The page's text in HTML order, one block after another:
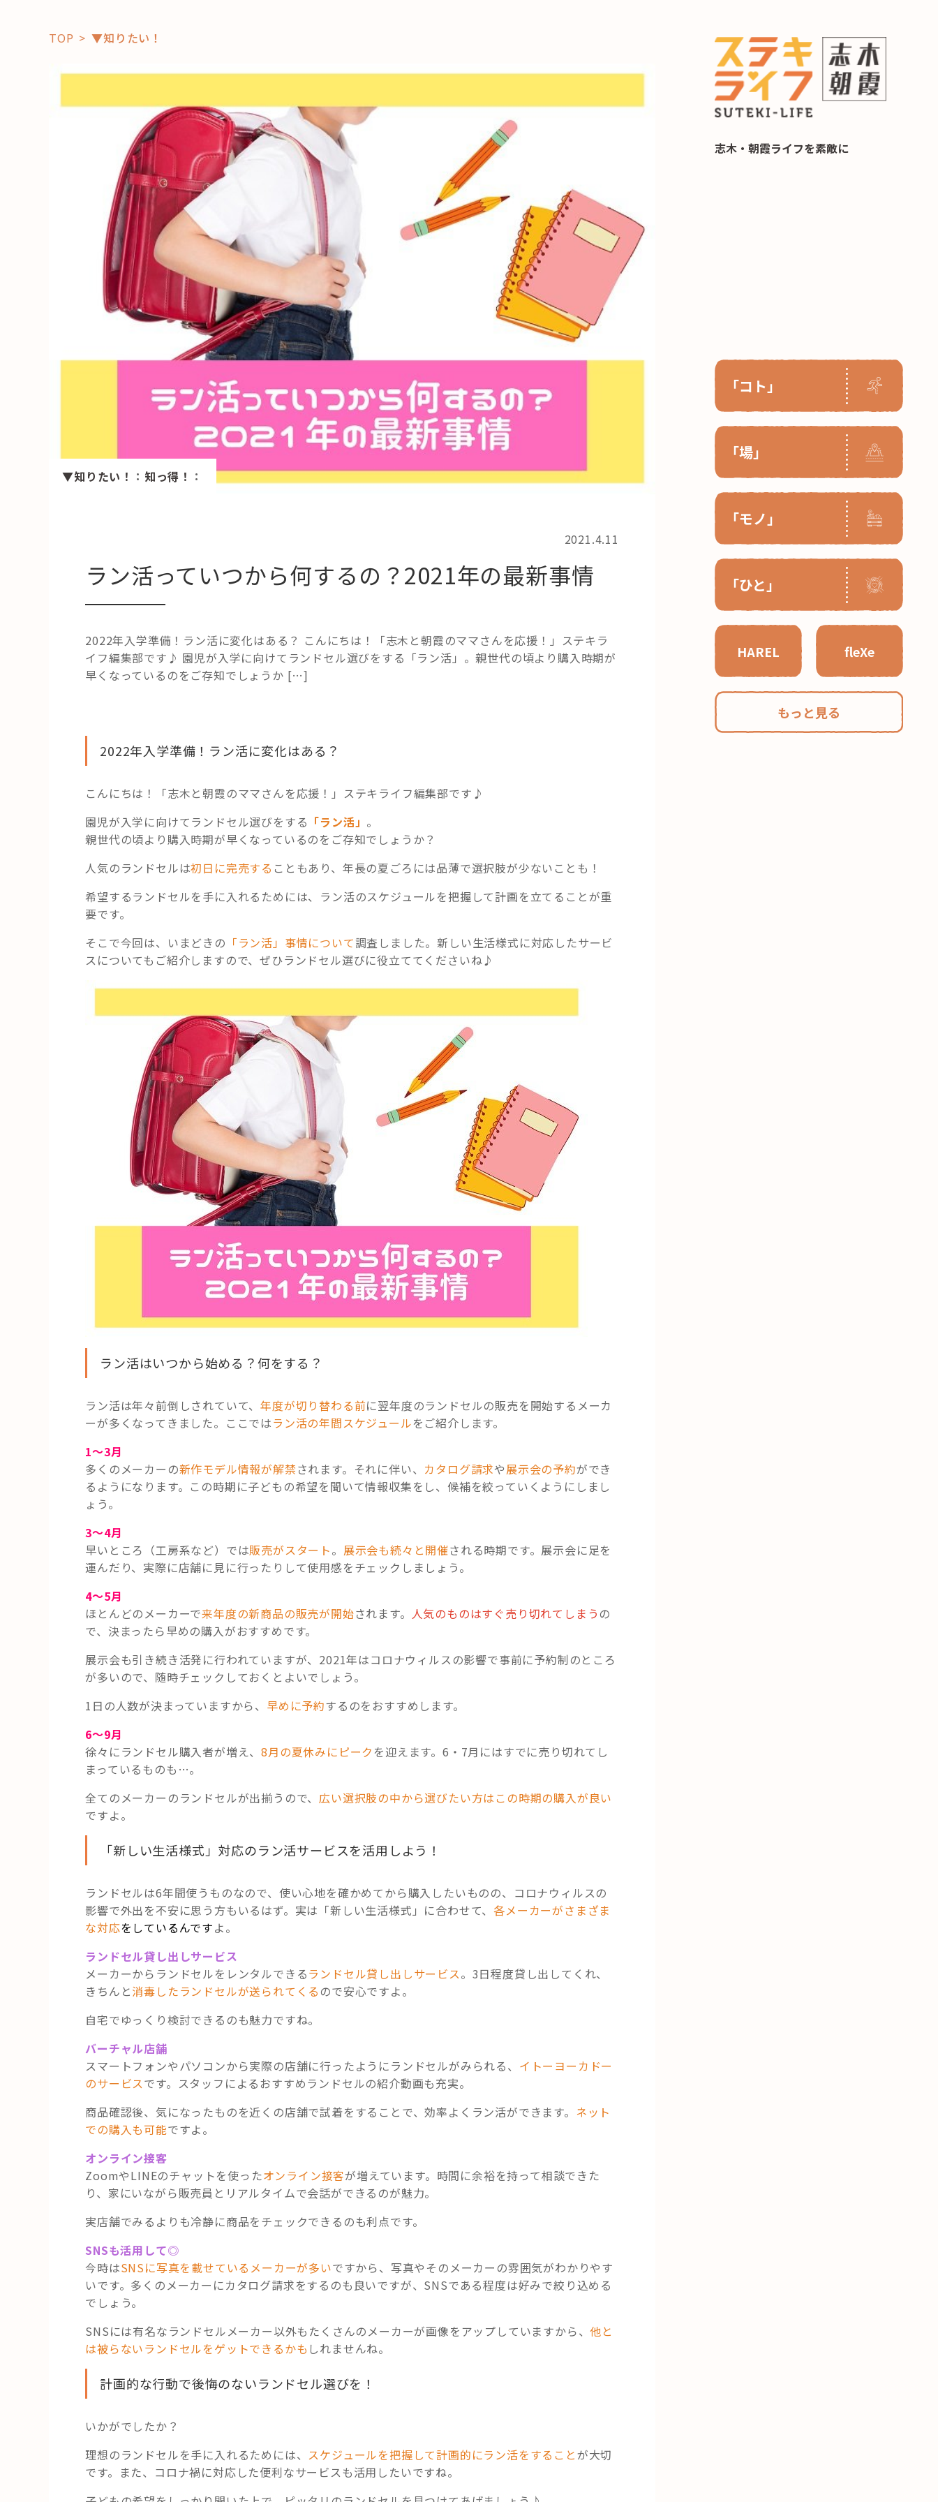
志木・朝霞ライフを素敵に
「コト」
「場」
「モノ」
「ひと」
HAREL fleXe
もっと見る
「コト」
子育て
おすすめ
スポット
学び・教育
「場」
HAREL
HAREL
活用事例
「モノ」
リノベ事例
「ひと」
TOP ▼知りたい！
▼知りたい！ ： 知っ得！ ：
2021.4.11
ラン活っていつから何するの？2021年の最新事情
2022年入学準備！ラン活に変化はある？ こんにちは！「志木と朝霞のママさんを応援！」ステキラ
イフ編集部です♪ 園児が入学に向けてランドセル選びをする「ラン活」。親世代の頃より購入時期が
早くなっているのをご存知でしょうか […]
2022年入学準備！ラン活に変化はある？
こんにちは！「志木と朝霞のママさんを応援！」ステキライフ編集部です♪
園児が入学に向けてランドセル選びをする 「ラン活」 。
親世代の頃より購入時期が早くなっているのをご存知でしょうか？
人気のランドセルは初日に完売する こともあり、年長の夏ごろには品薄で選択肢が少ないことも！
希望するランドセルを手に入れるためには、ラン活のスケジュールを把握して計画を立てることが重
要です。
そこで今回は、いまどきの 「ラン活」事情について調査しました。新しい生活様式に対応したサービ
スについてもご紹介しますので、ぜひランドセル選びに役立ててくださいね♪
ラン活はいつから始める？何をする？
ラン活は年々前倒しされていて、年度が切り替わる前に翌年度のランドセルの販売を開始するメーカ
ーが多くなってきました。ここではラン活の年間スケジュールをご紹介します。
1〜3月
多くのメーカーの新作モデル情報が解禁されます。それに伴い、 カタログ請求や展示会の予約ができ
るようになります。この時期に子どもの希望を聞いて情報収集をし、候補を絞っていくようにしまし
ょう。
3〜4月
早いところ（工房系など）では販売がスタート。 展示会も続々と開催される時期です。展示会に足を
運んだり、実際に店舗に見に行ったりして使用感をチェックしましょう。
4〜5月
ほとんどのメーカーで来年度の新商品の販売が開始されます。 人気のものはすぐ売り切れてしまう の
で、決まったら早めの購入がおすすめです。
展示会も引き続き活発に行われていますが、2021年はコロナウィルスの影響で事前に予約制のところ
が多いので、随時チェックしておくとよいでしょう。
1日の人数が決まっていますから、 早めに予約するのをおすすめします。
6〜9月
徐々にランドセル購入者が増え、8月の夏休みにピーク を迎えます。6・7月にはすでに売り切れてし
まっているものも…。
全てのメーカーのランドセルが出揃うので、広い選択肢の中から選びたい方はこの時期の購入が良い
ですよ。
「新しい生活様式」対応のラン活サービスを活用しよう！
ランドセルは6年間使うものなので、使い心地を確かめてから購入したいものの、コロナウィルスの
影響で外出を不安に思う方もいるはず。実は「新しい生活様式」に合わせて、各メーカーがさまざま
な対応をしているんですよ。
ランドセル貸し出しサービス
メーカーからランドセルをレンタルできるランドセル貸し出しサービス。3日程度貸し出してくれ、
きちんと消毒したランドセルが送られてくる ので安心ですよ。
自宅でゆっくり検討できるのも魅力ですね。
バーチャル店舗
スマートフォンやパソコンから実際の店舗に行ったようにランドセルがみられる、 イトーヨーカドー
のサービスです。スタッフによるおすすめランドセルの紹介動画も充実。
商品確認後、気になったものを近くの店舗で試着をすることで、効率よくラン活ができます。 ネット
での購入も可能ですよ。
オンライン接客
ZoomやLINEのチャットを使ったオンライン接客が増えています。時間に余裕を持って相談できた
り、家にいながら販売員とリアルタイムで会話ができるのが魅力。
実店舗でみるよりも冷静に商品をチェックできるのも利点です。
SNSも活用して◎
今時はSNSに写真を載せているメーカーが多いですから、写真やそのメーカーの雰囲気がわかりやす
いです。多くのメーカーにカタログ請求をするのも良いですが、SNSである程度は好みで絞り込める
でしょう。
SNSには有名なランドセルメーカー以外もたくさんのメーカーが画像をアップしていますから、他と
は被らないランドセルをゲットできるかも しれませんね。
計画的な行動で後悔のないランドセル選びを！
いかがでしたか？
理想のランドセルを手に入れるためには、 スケジュールを把握して計画的にラン活をすることが大切
です。また、コロナ禍に対応した便利なサービスも活用したいですね。